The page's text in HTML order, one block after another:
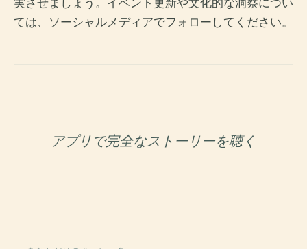
実させましょう。イベント更新や文化的な洞察につい
ては、ソーシャルメディアでフォローしてください。
アプリで完全なストーリーを聴く